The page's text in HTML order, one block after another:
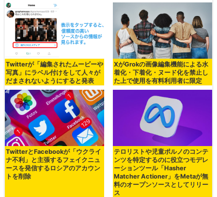
Twitterが「編集されたムービーや
写真」にラベル付けをして人々が
だまされないようにすると発表
XがGrokの画像編集機能による水
着化・下着化・ヌード化を禁止し
た上で使用を有料利用者に限定
TwitterとFacebookが「ウクライ
ナ不利」と主張するフェイクニュ
ースを発信するロシアのアカウン
トを削除
テロリストや児童ポルノのコンテ
ンツを特定するのに役立つモデレ
ーションツール「Hasher
Matcher Actioner」をMetaが無
料のオープンソースとしてリリー
ス